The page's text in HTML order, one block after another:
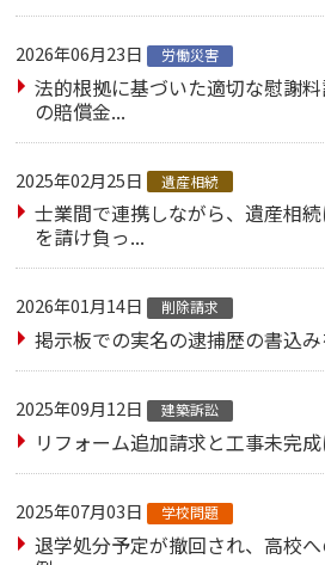
2026年06月23日 労働災害
法的根拠に基づいた適切な慰謝
の賠償金...
2025年02月25日 遺産相続
士業間で連携しながら、遺産相
を請け負っ...
2026年01月14日 削除請求
掲示板での実名の逮捕歴の書込
2025年09月12日 建築訴訟
リフォーム追加請求と工事未完
2025年07月03日 学校問題
退学処分予定が撤回され、高校